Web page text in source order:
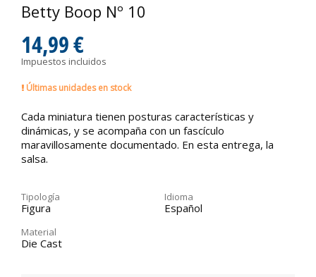
Betty Boop Nº 10
14,99 €
Impuestos incluidos
Últimas unidades en stock
Cada miniatura tienen posturas características y
dinámicas, y se acompaña con un fascículo
maravillosamente documentado. En esta entrega, la
salsa.
Tipología
Figura
Idioma
Español
Material
Die Cast